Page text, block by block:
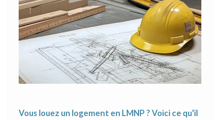
Vous louez un logement en LMNP ? Voici ce qu'il